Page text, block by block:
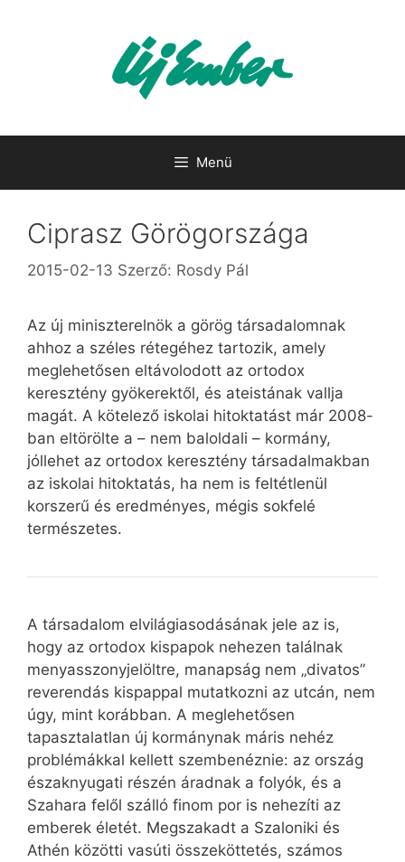
Menü
Ciprasz Görögországa
2015-02-13 Szerző: Rosdy Pál
Az új miniszterelnök a görög társadalomnak
ahhoz a széles rétegéhez tartozik, amely
meglehetősen eltávolodott az ortodox
keresztény gyökerektől, és ateistának vallja
magát. A kötelező iskolai hitoktatást már 2008-
ban eltörölte a – nem baloldali – kormány,
jóllehet az ortodox keresztény társadalmakban
az iskolai hitoktatás, ha nem is feltétlenül
korszerű és eredményes, mégis sokfelé
természetes.
A társadalom elvilágiasodásának jele az is,
hogy az ortodox kispapok nehezen találnak
menyasszonyjelöltre, manapság nem „divatos”
reverendás kispappal mutatkozni az utcán, nem
úgy, mint korábban. A meglehetősen
tapasztalatlan új kormánynak máris nehéz
problémákkal kellett szembenéznie: az ország
északnyugati részén áradnak a folyók, és a
Szahara felől szálló finom por is nehezíti az
emberek életét. Megszakadt a Szaloniki és
Athén közötti vasúti összeköttetés, számos